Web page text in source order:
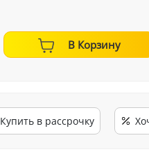
В Корзину
Купить в рассрочку